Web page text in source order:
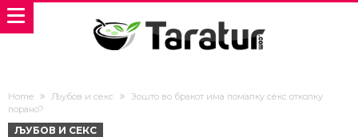
Home Љубов и секс
Зошто во бракот има помалку секс отколку
порано?
ЉУБОВ И СЕКС